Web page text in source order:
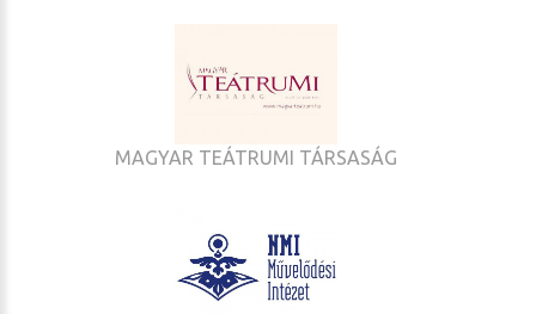
MAGYAR TEÁTRUMI TÁRSASÁG